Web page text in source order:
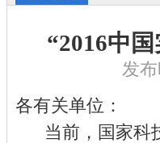
“2016中
发
各有关单位：
当前，国家科